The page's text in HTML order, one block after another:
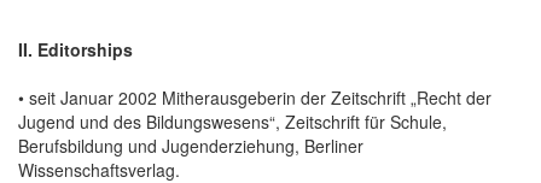
II. Editorships
• seit Januar 2002 Mitherausgeberin der Zeitschrift „Recht der
Jugend und des Bildungswesens“, Zeitschrift für Schule,
Berufsbildung und Jugenderziehung, Berliner
Wissenschaftsverlag.